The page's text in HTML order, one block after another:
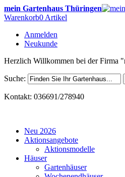
mein Gartenhaus Thüringen
Warenkorb0 Artikel
Anmelden
Neukunde
Herzlich Willkommen bei der Firma
Suche:
Kontakt: 036691/278940
Neu 2026
Aktionsangebote
Aktionsmodelle
Häuser
Gartenhäuser